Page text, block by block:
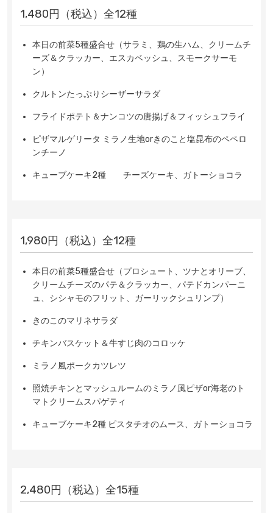
1,480円 （税込） 全12種
本日の前菜5種盛合せ（サラミ、鶏の生ハム、クリームチ
ーズ＆クラッカー、エスカベッシュ、スモークサーモ
ン）
クルトンたっぷりシーザーサラダ
フライドポテト＆ナンコツの唐揚げ＆フィッシュフライ
ピザマルゲリータ ミラノ生地orきのこと塩昆布のペペロ
ンチーノ
キューブケーキ2種 チーズケーキ、ガトーショコラ
1,980円 （税込） 全12種
本日の前菜5種盛合せ（プロシュート、ツナとオリーブ、
クリームチーズのパテ＆クラッカー、パテドカンパーニ
ュ、シシャモのフリット、ガーリックシュリンプ）
きのこのマリネサラダ
チキンバスケット＆牛すじ肉のコロッケ
ミラノ風ポークカツレツ
照焼チキンとマッシュルームのミラノ風ピザor海老のト
マトクリームスパゲティ
キューブケーキ2種 ピスタチオのムース、ガトーショコラ
2,480円 （税込） 全15種